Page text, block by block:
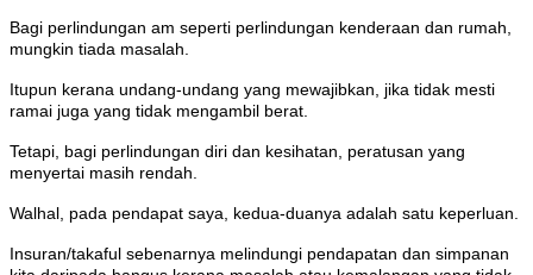
Bagi perlindungan am seperti perlindungan kenderaan dan rumah,
mungkin tiada masalah.
Itupun kerana undang-undang yang mewajibkan, jika tidak mesti
ramai juga yang tidak mengambil berat.
Tetapi, bagi perlindungan diri dan kesihatan, peratusan yang
menyertai masih rendah.
Walhal, pada pendapat saya, kedua-duanya adalah satu keperluan.
Insuran/takaful sebenarnya melindungi pendapatan dan simpanan